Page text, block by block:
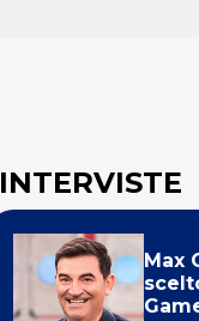
INTERVISTE
Max